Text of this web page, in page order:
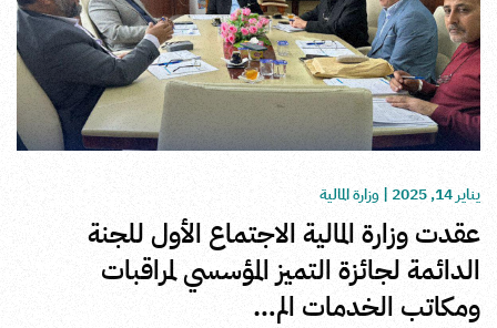
يناير 14, 2025 |وزارة المالية
عقدت وزارة المالية الاجتماع الأول للجنة
الدائمة لجائزة التميز المؤسسي لمراقبات
ومكاتب الخدمات الم…